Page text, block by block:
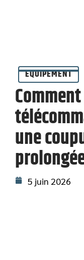
EQUIPEMENT
une
5 juin 2026